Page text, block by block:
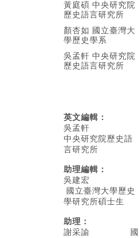
黃庭碩 中央研究院
歷史語言研究所
顏杏如 國立臺灣大
學歷史學系
吳孟軒 中央研究院
歷史語言研究所
英文編輯 ：
吳孟軒
中央研究院歷史語
言研究所
助理編輯：
吳建宏
國立臺灣大學歷史
學研究所碩士生
助理：
謝采諭
國